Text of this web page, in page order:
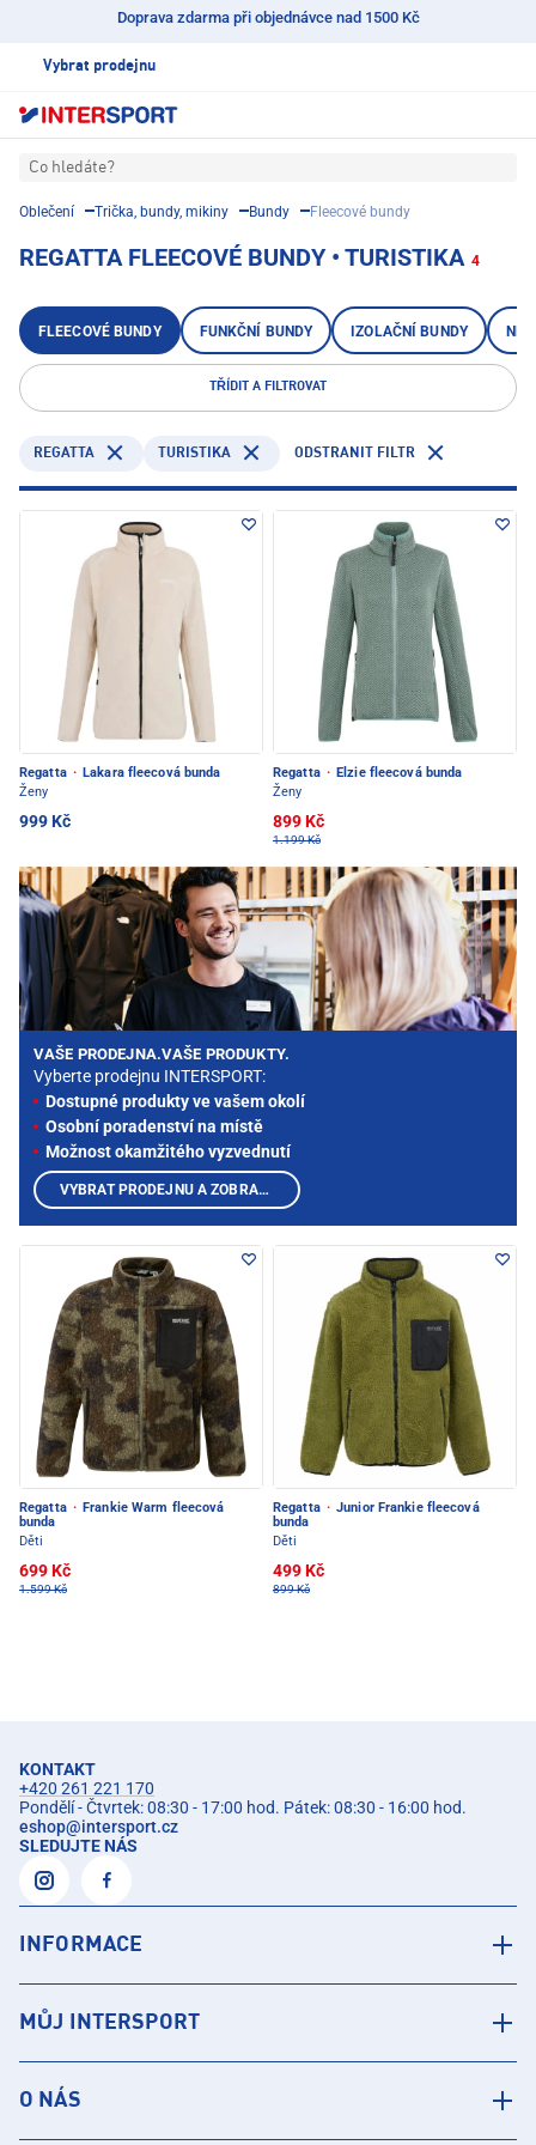
Doprava zdarma při objednávce nad 1500 Kč
Vybrat prodejnu
Co hledáte?
Oblečení Trička, bundy, mikiny Bundy Fleecové bundy
REGATTA FLEECOVÉ BUNDY • TURISTIKA 4
FLEECOVÉ BUNDY FUNKČNÍ BUNDY IZOLAČNÍ BUNDY
TŘÍDIT A FILTROVAT
REGATTA TURISTIKA ODSTRANIT FILTR
Regatta · Lakara fleecová bunda
Ženy
999 Kč
Regatta · Elzie fleecová bunda
Ženy
899 Kč
1.199 Kč
Regatta · Frankie Warm fleecová
bunda
Děti
699 Kč
1.599 Kč
Regatta · Junior Frankie fleecová
bunda
Děti
499 Kč
899 Kč
VAŠE PRODEJNA.VAŠE PRODUKTY.
Vyberte prodejnu INTERSPORT:
Dostupné produkty ve vašem okolí
Osobní poradenství na místě
Možnost okamžitého vyzvednutí
VYBRAT PRODEJNU A ZOBRAZIT PRODUKTY
KONTAKT
+420 261 221 170
Pondělí - Čtvrtek: 08:30 - 17:00 hod. Pátek: 08:30 - 16:00 hod.
eshop@intersport.cz
SLEDUJTE NÁS
INFORMACE
MŮJ INTERSPORT
O NÁS